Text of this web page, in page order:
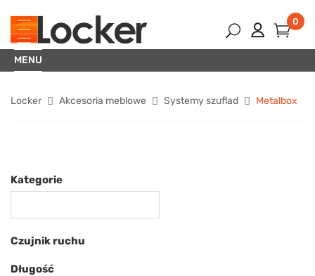
0
MENU
Locker Akcesoria meblowe Systemy szuflad Metalbox
Kategorie
Czujnik ruchu
Długość